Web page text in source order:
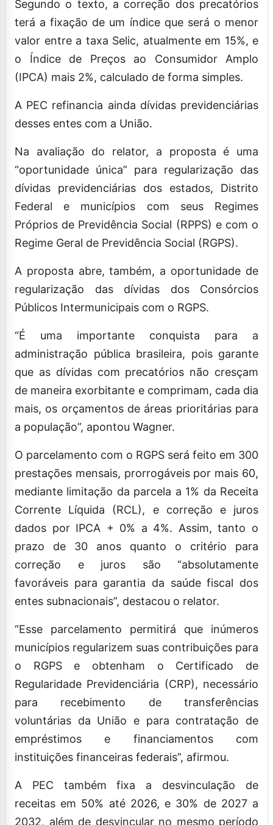
Segundo o texto, a correção dos precatórios
terá a fixação de um índice que será o menor
valor entre a taxa Selic, atualmente em 15%, e
o Índice de Preços ao Consumidor Amplo
(IPCA) mais 2%, calculado de forma simples.
A PEC refinancia ainda dívidas previdenciárias
desses entes com a União.
Na avaliação do relator, a proposta é uma
“oportunidade única” para regularização das
dívidas previdenciárias dos estados, Distrito
Federal e municípios com seus Regimes
Próprios de Previdência Social (RPPS) e com o
Regime Geral de Previdência Social (RGPS).
A proposta abre, também, a oportunidade de
regularização das dívidas dos Consórcios
Públicos Intermunicipais com o RGPS.
“É uma importante conquista para a
administração pública brasileira, pois garante
que as dívidas com precatórios não cresçam
de maneira exorbitante e comprimam, cada dia
mais, os orçamentos de áreas prioritárias para
a população”, apontou Wagner.
O parcelamento com o RGPS será feito em 300
prestações mensais, prorrogáveis por mais 60,
mediante limitação da parcela a 1% da Receita
Corrente Líquida (RCL), e correção e juros
dados por IPCA + 0% a 4%. Assim, tanto o
prazo de 30 anos quanto o critério para
correção e juros são “absolutamente
favoráveis para garantia da saúde fiscal dos
entes subnacionais”, destacou o relator.
“Esse parcelamento permitirá que inúmeros
municípios regularizem suas contribuições para
o RGPS e obtenham o Certificado de
Regularidade Previdenciária (CRP), necessário
para recebimento de transferências
voluntárias da União e para contratação de
empréstimos e financiamentos com
instituições financeiras federais”, afirmou.
A PEC também fixa a desvinculação de
receitas em 50% até 2026, e 30% de 2027 a
2032, além de desvincular no mesmo período